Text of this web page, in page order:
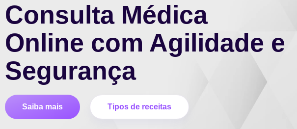
Consulta Médica
Online com Agilidade e
Segurança
Saiba mais Tipos de receitas